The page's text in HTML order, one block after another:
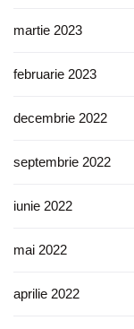
martie 2023
februarie 2023
decembrie 2022
septembrie 2022
iunie 2022
mai 2022
aprilie 2022